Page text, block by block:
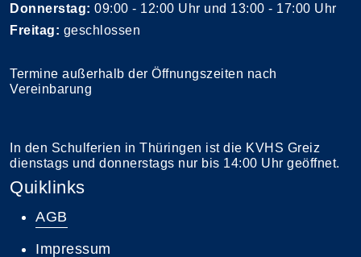
Donnerstag: 09:00 - 12:00 Uhr und 13:00 - 17:00 Uhr
Freitag: geschlossen
Termine außerhalb der Öffnungszeiten nach
Vereinbarung
In den Schulferien in Thüringen ist die KVHS Greiz
dienstags und donnerstags nur bis 14:00 Uhr geöffnet.
Quiklinks
AGB
Impressum